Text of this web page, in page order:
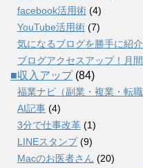
facebook活用術 (4)
YouTube活用術 (7)
気になるブログを勝手に紹介
ブログアクセスアップ！月
■収入アップ(84)
福業ナビ（副業・複業・転職
AI記事 (4)
3分で仕事改革 (1)
LINEスタンプ(9)
Macのお医者さん (20)